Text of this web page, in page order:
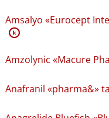
Amsalyo «Eurocept
K
Amzolynic «Macure
Anafranil «pharma&»